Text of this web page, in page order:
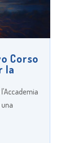
Corso
la
l'Accademia